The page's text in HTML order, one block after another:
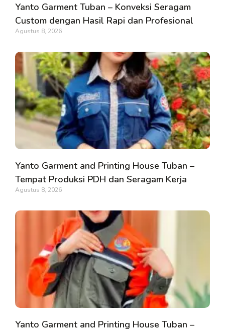
Yanto Garment Tuban – Konveksi Seragam
Custom dengan Hasil Rapi dan Profesional
Agustus 8, 2026
Yanto Garment and Printing House Tuban –
Tempat Produksi PDH dan Seragam Kerja
Agustus 8, 2026
Yanto Garment and Printing House Tuban –